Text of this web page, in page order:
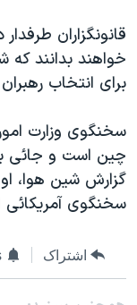
اسرائیل در جنگ
گالری عکس
ورزش زنان در ایران
اعتراضات زن،
تریبونال مردمی آبان ۹۸
دادگاه حمید نوری
چهل سال
اعتراضات مردمی
زبانهای مختلف
قانونگزاران
خواهند بدانند
برای انتخاب
سخنگوی وزارت
چين است و جائی
گزارش شين هوا،
سخنگوی آمريکائی
اشتراک